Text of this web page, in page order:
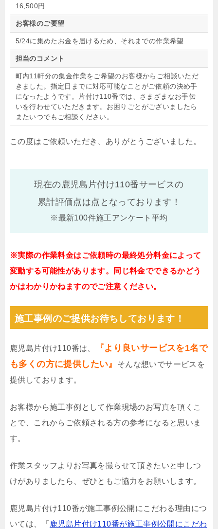
16,500円
お客様のご要望
5/24に集めたお金を届けるため、それまでの作業希望
担当のコメント
町内11軒分の集金作業をご希望のお客様からご相談いただ
きました。指定日までに対応可能なことがご依頼の決め手
になったようです。片付け110番では、さまざまなお手伝
いを行わせていただきます。お困りごとがございましたら
またいつでもご相談ください。
この度はご依頼いただき、ありがとうございました。
現在の鹿児島片付け110番サービスの
累計評価点は点となっております！
※最新100件施工アンケート平均
※実際の作業料金はご依頼時の最終処分料金によって
変動する可能性があります。同じ料金でできるかどう
かはわかりかねますのでご注意ください。
施工事例のご提供お待ちしております！
鹿児島片付け110番は、
『より良いサービスを1名で
も多くの方に提供したい』
そんな想いでサービスを
提供しております。
お客様から施工事例として作業現場のお写真を頂くこ
とで、これからご依頼される方の参考になると思いま
す。
作業スタッフよりお写真を撮らせて頂きたいと申しつ
けがありましたら、ぜひともご協力をお願いします。
鹿児島片付け110番が施工事例公開にこだわる理由につ
いては、「 鹿児島片付け110番が施工事例公開にこだわ